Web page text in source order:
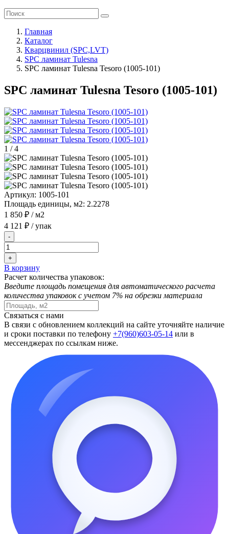
Главная
Каталог
Кварцвинил (SPC,LVT)
SPC ламинат Tulesna
SPC ламинат Tulesna Tesoro (1005-101)
SPC ламинат Tulesna Tesoro (1005-101)
1 /4
Артикул: 1005-101
Площадь единицы, м2: 2.2278
1 850 ₽ / м2
4 121 ₽ / упак
-
+
В корзину
Расчет количества упаковок:
Введите площадь помещения для автоматического расчета
количества упаковок с учетом 7% на обрезки материала
Связаться с нами
В связи с обновлением коллекций на сайте уточняйте наличие
и сроки поставки по телефону +7(960)603-05-14 или в
мессенджерах по ссылкам ниже.